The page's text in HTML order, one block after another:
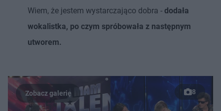
Wiem, że jestem wystarczająco dobra - dodała
wokalistka, po czym spróbowała z następnym
utworem.
8